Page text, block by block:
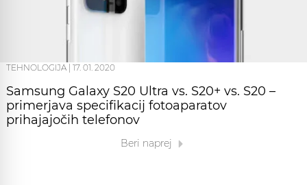
TEHNOLOGIJA 17. 01. 2020
Samsung Galaxy S20 Ultra vs. S20+ vs. S20 –
primerjava specifikacij fotoaparatov
prihajajočih telefonov
Beri naprej